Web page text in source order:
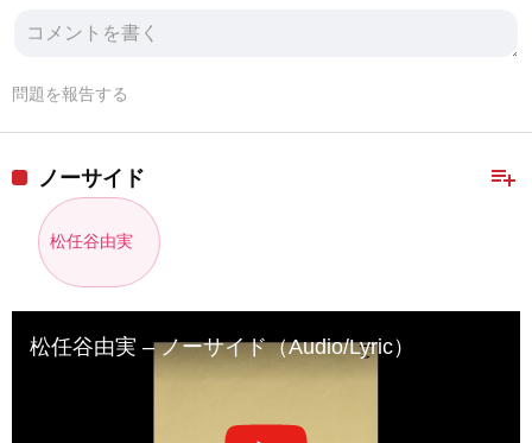
問題を報告する
playlist_add
ノーサイド
松任谷由実
松任谷由実 – ノーサイド（Audio/Lyric）